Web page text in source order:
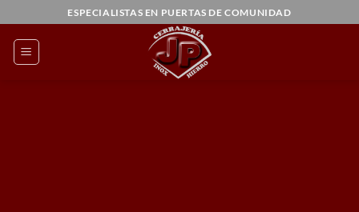
al
contenido
ESPECIALISTAS EN PUERTAS DE COMUNIDAD